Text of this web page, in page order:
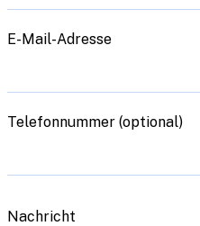
E-Mail-Adresse
Telefonnummer (optional)
Nachricht